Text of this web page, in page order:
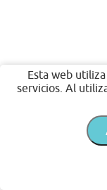
Esta web
servicios. Al